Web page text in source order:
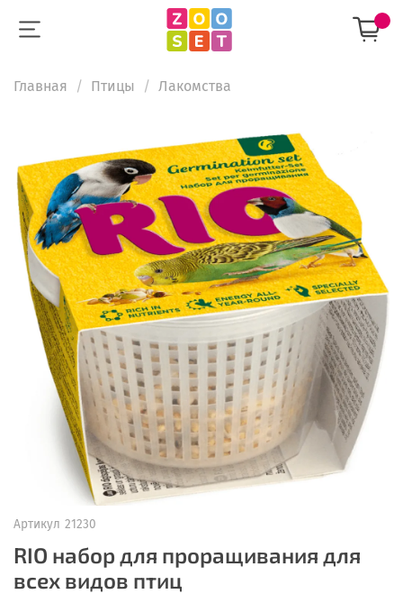
Главная Птицы Лакомства
Артикул 21230
RIO набор для проращивания для
всех видов птиц